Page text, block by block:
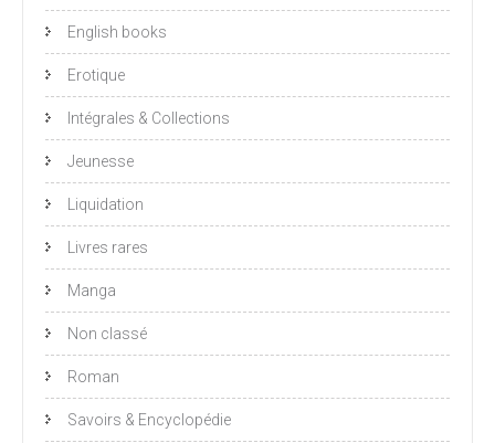
English books
Erotique
Intégrales & Collections
Jeunesse
Liquidation
Livres rares
Manga
Non classé
Roman
Savoirs & Encyclopédie